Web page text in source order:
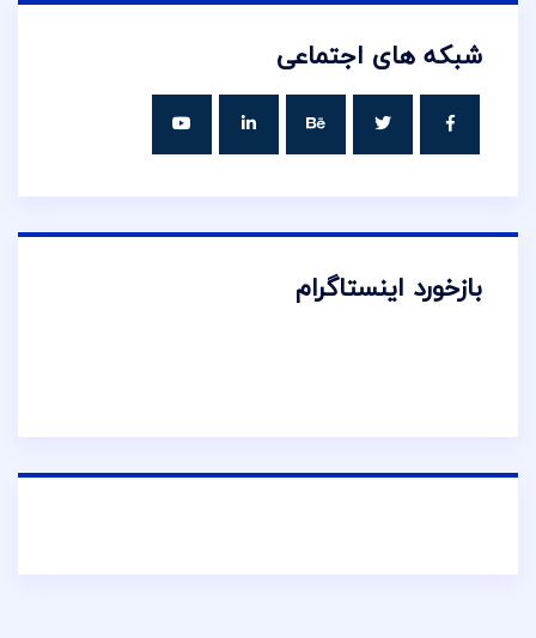
شبکه های اجتماعی
بازخورد اینستاگرام